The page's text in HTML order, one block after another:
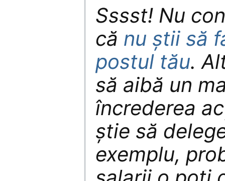
Sssst! Nu
că nu ştii să
postul tău.
să aibă un
încrederea
ştie să
exemplu,